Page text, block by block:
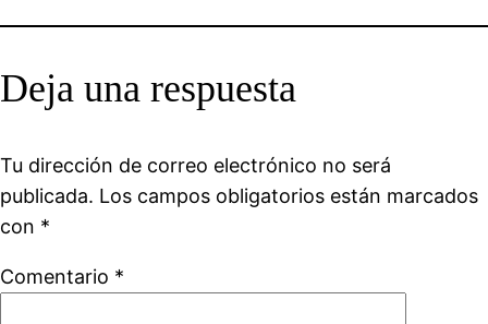
Deja una respuesta
Tu dirección de correo electrónico no será
publicada. Los campos obligatorios están marcados
con *
Comentario *